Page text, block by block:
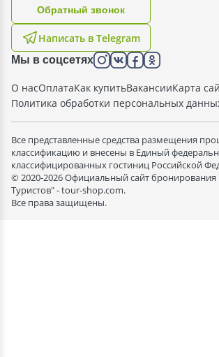
Написать в Telegram
Oбратный звонок
Мы в соцсетях
О насОплатаКак купитьВакансииКарта
Политика обработки персональных
Все представленные средства размещения
классификацию и внесены в Единый
классифицированных гостиниц Российской
© 2020-2026 Официальный сайт
Туристов" - tour-shop.com.
Все права защищены.